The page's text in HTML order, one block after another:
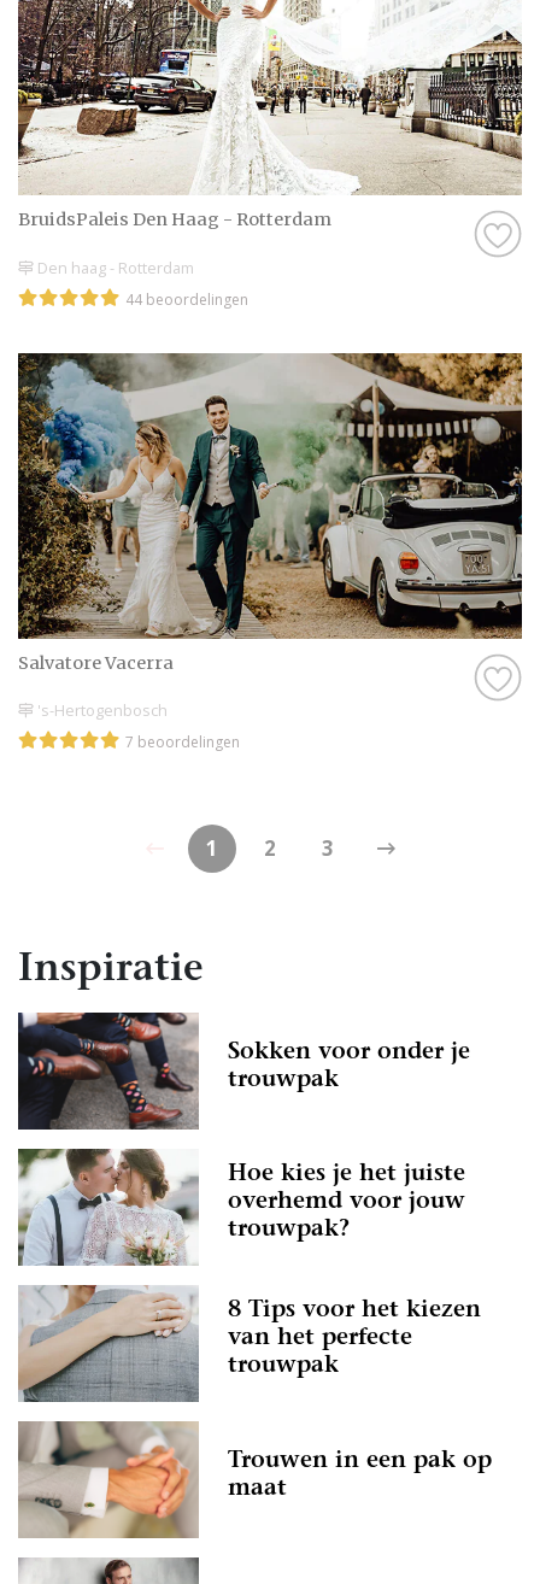
BruidsPaleis Den Haag - Rotterdam
Den haag - Rotterdam
44 beoordelingen
Salvatore Vacerra
's-Hertogenbosch
7 beoordelingen
1 2 3
Inspiratie
Sokken voor onder je
trouwpak
Hoe kies je het juiste
overhemd voor jouw
trouwpak?
8 Tips voor het kiezen
van het perfecte
trouwpak
Trouwen in een pak op
maat